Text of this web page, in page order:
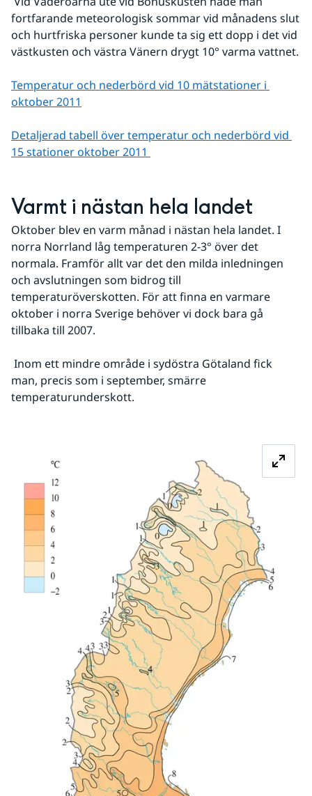
fortfarande meteorologisk sommar vid månadens slut
och hurtfriska personer kunde ta sig ett dopp i det vid
västkusten och västra Vänern drygt 10° varma vattnet.
Temperatur och nederbörd vid 10 mätstationer i
oktober 2011
Detaljerad tabell över temperatur och nederbörd vid
15 stationer oktober 2011
Varmt i nästan hela landet
Oktober blev en varm månad i nästan hela landet. I
norra Norrland låg temperaturen 2-3° över det
normala. Framför allt var det den milda inledningen
och avslutningen som bidrog till
temperaturöverskotten. För att finna en varmare
oktober i norra Sverige behöver vi dock bara gå
tillbaka till 2007.
man, precis som i september, smärre
temperaturunderskott.